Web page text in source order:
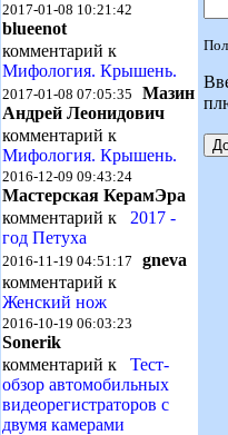
2017-01-08 10:21:42
blueenot
комментарий к
Мифология. Крышень.
2017-01-08 07:05:35 Мазин
Андрей Леонидович
комментарий к
Мифология. Крышень.
2016-12-09 09:43:24
Мастерская КерамЭра
комментарий к 2017 -
год Петуха
2016-11-19 04:51:17 gneva
комментарий к
Женский нож
2016-10-19 06:03:23
Sonerik
комментарий к Тест-
обзор автомобильных
видеорегистраторов с
двумя камерами